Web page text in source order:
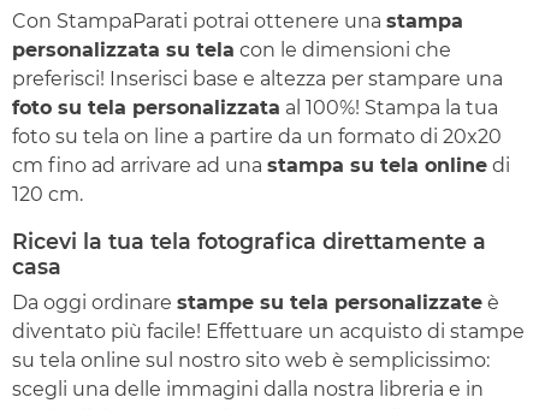
Con StampaParati potrai ottenere una stampa
personalizzata su tela con le dimensioni che
preferisci! Inserisci base e altezza per stampare una
foto su tela personalizzata al 100%! Stampa la tua
foto su tela on line a partire da un formato di 20x20
cm fino ad arrivare ad una stampa su tela online di
120 cm.
Ricevi la tua tela fotografica direttamente a
casa
Da oggi ordinare stampe su tela personalizzate è
diventato più facile! Effettuare un acquisto di stampe
su tela online sul nostro sito web è semplicissimo:
scegli una delle immagini dalla nostra libreria e in